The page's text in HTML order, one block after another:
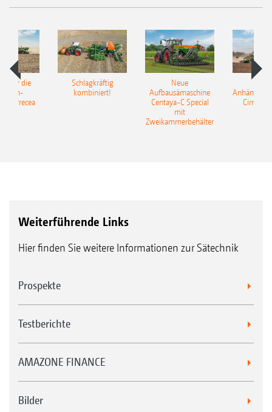
für die
Precea
Schlagkräftig
kombiniert!
Neue
Aufbausämaschine
Centaya-C Special
mit
Zweikammerbehälter
Cirrus
Weiterführende Links
Hier finden Sie weitere Informationen zur Sätechnik
Prospekte
Testberichte
AMAZONE FINANCE
Bilder